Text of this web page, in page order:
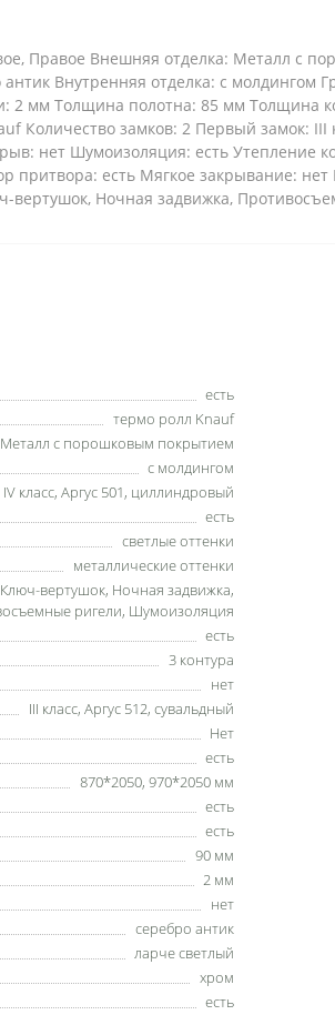
Правое Внешняя отделка: Металл с
Внутренняя отделка: с молдингом
2 мм Толщина полотна: 85 мм
Количество замков: 2 Первый замок: III
нет Шумоизоляция: есть Утепление
есть Мягкое закрывание:
вертушок, Ночная задвижка,
есть
термо ролл Knauf
Металл с порошковым покрытием
с молдингом
IV класс, Аргус 501, циллиндровый
есть
светлые оттенки
металлические оттенки
вертушок, Ночная задвижка,
ригели, Шумоизоляция
есть
3 контура
нет
III класс, Аргус 512, сувальдный
Нет
есть
870*2050, 970*2050 мм
есть
есть
90 мм
2 мм
нет
серебро антик
ларче светлый
хром
есть